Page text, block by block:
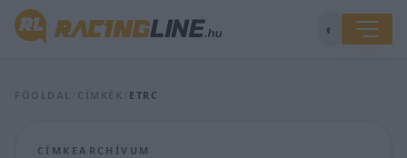
◐
FŐOLDAL CÍMKÉK ETRC
CÍMKEARCHÍVUM